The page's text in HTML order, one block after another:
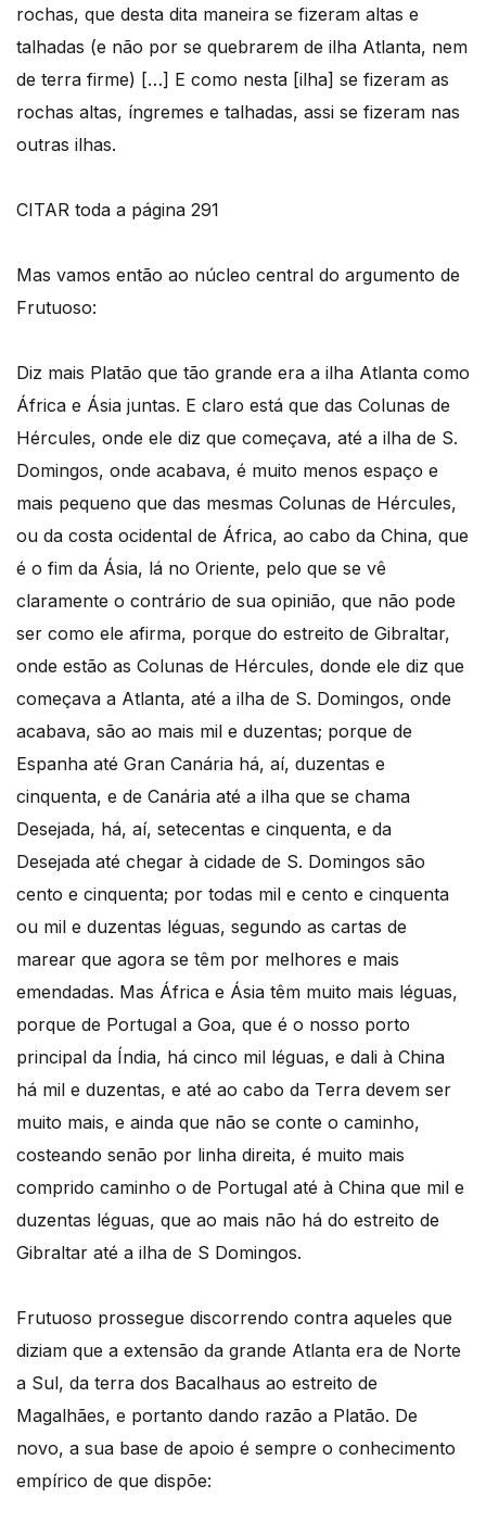
rochas, que desta dita maneira se fizeram altas e
talhadas (e não por se quebrarem de ilha Atlanta, nem
de terra firme) […] E como nesta [ilha] se fizeram as
rochas altas, íngremes e talhadas, assi se fizeram nas
outras ilhas.
CITAR toda a página 291
Mas vamos então ao núcleo central do argumento de
Frutuoso:
Diz mais Platão que tão grande era a ilha Atlanta como
África e Ásia juntas. E claro está que das Colunas de
Hércules, onde ele diz que começava, até a ilha de S.
Domingos, onde acabava, é muito menos espaço e
mais pequeno que das mesmas Colunas de Hércules,
ou da costa ocidental de África, ao cabo da China, que
é o fim da Ásia, lá no Oriente, pelo que se vê
claramente o contrário de sua opinião, que não pode
ser como ele afirma, porque do estreito de Gibraltar,
onde estão as Colunas de Hércules, donde ele diz que
começava a Atlanta, até a ilha de S. Domingos, onde
acabava, são ao mais mil e duzentas; porque de
Espanha até Gran Canária há, aí, duzentas e
cinquenta, e de Canária até a ilha que se chama
Desejada, há, aí, setecentas e cinquenta, e da
Desejada até chegar à cidade de S. Domingos são
cento e cinquenta; por todas mil e cento e cinquenta
ou mil e duzentas léguas, segundo as cartas de
marear que agora se têm por melhores e mais
emendadas. Mas África e Ásia têm muito mais léguas,
porque de Portugal a Goa, que é o nosso porto
principal da Índia, há cinco mil léguas, e dali à China
há mil e duzentas, e até ao cabo da Terra devem ser
muito mais, e ainda que não se conte o caminho,
costeando senão por linha direita, é muito mais
comprido caminho o de Portugal até à China que mil e
duzentas léguas, que ao mais não há do estreito de
Gibraltar até a ilha de S Domingos.
Frutuoso prossegue discorrendo contra aqueles que
diziam que a extensão da grande Atlanta era de Norte
a Sul, da terra dos Bacalhaus ao estreito de
Magalhães, e portanto dando razão a Platão. De
novo, a sua base de apoio é sempre o conhecimento
empírico de que dispõe: